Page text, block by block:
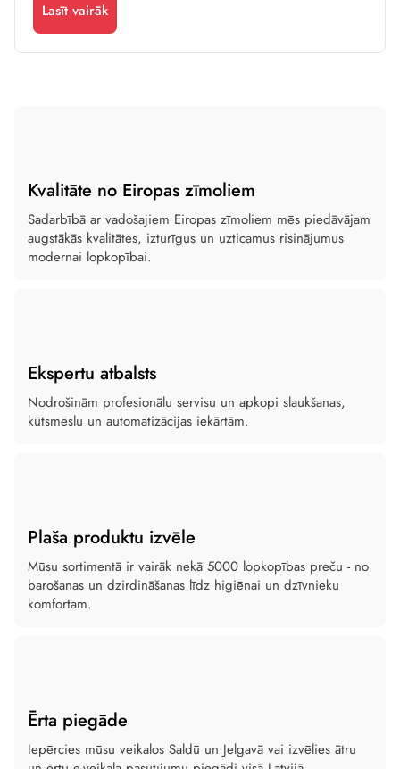
Lasīt vairāk
Kvalitāte no Eiropas zīmoliem
Sadarbībā ar vadošajiem Eiropas zīmoliem mēs piedāvājam
augstākās kvalitātes, izturīgus un uzticamus risinājumus
modernai lopkopībai.
Ekspertu atbalsts
Nodrošinām profesionālu servisu un apkopi slaukšanas,
kūtsmēslu un automatizācijas iekārtām.
Plaša produktu izvēle
Mūsu sortimentā ir vairāk nekā 5000 lopkopības preču - no
barošanas un dzirdināšanas līdz higiēnai un dzīvnieku
komfortam.
Ērta piegāde
Iepērcies mūsu veikalos Saldū un Jelgavā vai izvēlies ātru